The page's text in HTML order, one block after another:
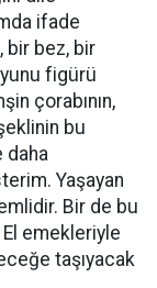
ifade
bir bez, bir
figürü
çorabının,
bu
daha
Yaşayan
Bir de bu
El emekleriyle
taşıyacak